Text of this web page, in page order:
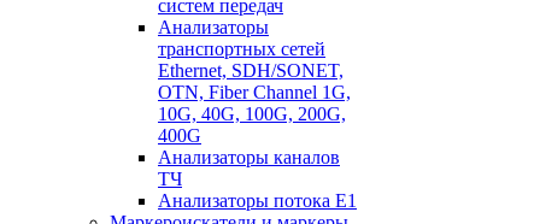
систем передач
Анализаторы
транспортных сетей
Ethernet, SDH/SONET,
OTN, Fiber Channel 1G,
10G, 40G, 100G, 200G,
400G
Анализаторы каналов
ТЧ
Анализаторы потока Е1